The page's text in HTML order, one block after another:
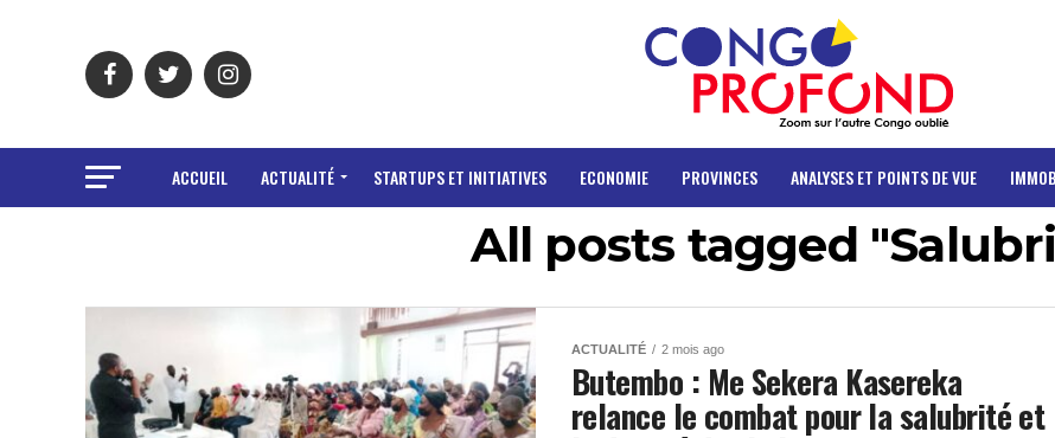
ACCUEIL ACTUALITÉ STARTUPS ET INITIATIVES ECONOMIE PROVINCES ANALYSES ET POINTS DE VUE
All posts tagged
ACTUALITÉ 2 mois ago
Butembo : Me Sekera Kasereka
relance le combat pour la salubrité et